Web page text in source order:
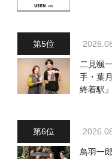
二見颯
手・葉
終着駅
鳥羽一